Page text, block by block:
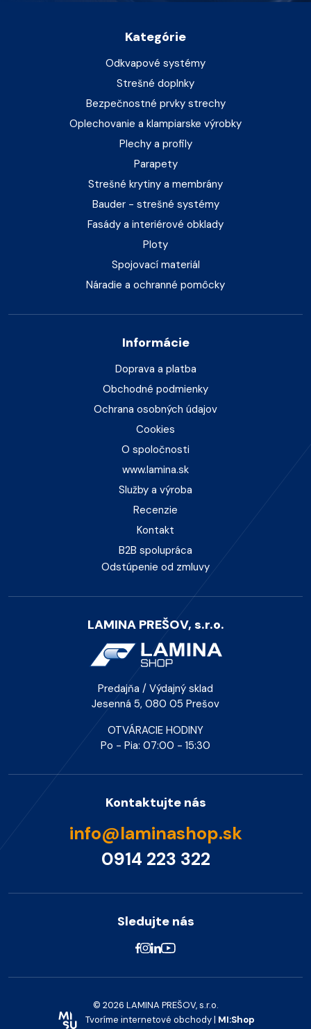
Kategórie
Odkvapové systémy
Strešné doplnky
Bezpečnostné prvky strechy
Oplechovanie a klampiarske výrobky
Plechy a profily
Parapety
Strešné krytiny a membrány
Bauder - strešné systémy
Fasády a interiérové obklady
Ploty
Spojovací materiál
Náradie a ochranné pomôcky
Informácie
Doprava a platba
Obchodné podmienky
Ochrana osobných údajov
Cookies
O spoločnosti
www.lamina.sk
Služby a výroba
Recenzie
Kontakt
B2B spolupráca
Odstúpenie od zmluvy
LAMINA PREŠOV, s.r.o.
Predajňa / Výdajný sklad
Jesenná 5, 080 05 Prešov
OTVÁRACIE HODINY
Po - Pia: 07:00 - 15:30
Kontaktujte nás
info@laminashop.sk
0914 223 322
Sledujte nás
© 2026 LAMINA PREŠOV, s.r.o.
Tvoríme internetové obchody | MI:Shop